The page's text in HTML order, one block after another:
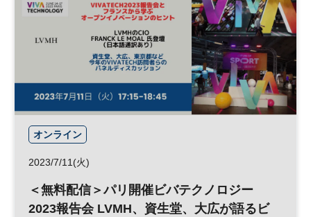
オンライン
2023/7/11(火)
＜無料配信＞パリ開催ビバテクノロジー
2023報告会 LVMH、資生堂、大広が語るビ